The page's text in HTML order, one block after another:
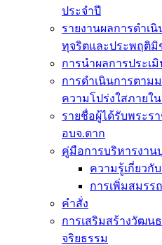
ประจำปี
รายงานผลการดำเ
ทุจริตและประพฤติมิ
การนำผลการประเ
การดำเนินการตาม
ความโปร่งใสภายใ
รายชื่อผู้ได้รับพระร
อบจ.ตาก
คู่มือการบริหารงาน
ความรู้เกี่ยวกั
การเพิ่มสมรร
คำสั่ง
การเสริมสร้างวัฒน
จริยธรรม